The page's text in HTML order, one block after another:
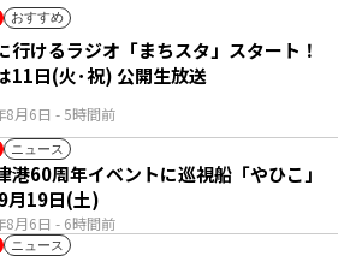
おすすめ
8月6日 - 5時間前
行けるラジオ「まちスタ」スタート！
11日(火･祝) 公開生放送
ニュース
8月6日 - 6時間前
港60周年イベントに巡視船「やひこ」
入港 9月19日(土)
ニュース